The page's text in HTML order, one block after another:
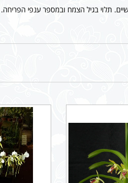
תלוי בגיל הצמח ובמספר ענפי